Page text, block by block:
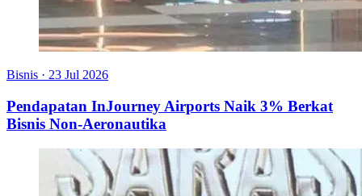
Bisnis · 23 Jul 2026
Pendapatan InJourney Airports Naik 3% Berkat
Bisnis Non-Aeronautika